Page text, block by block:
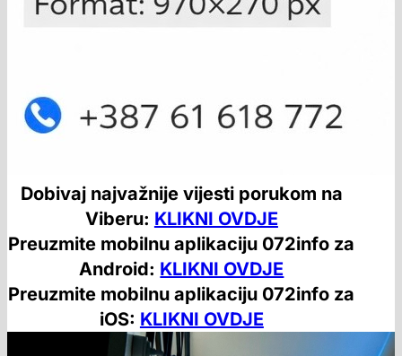
Dobivaj najvažnije vijesti porukom na
Viberu: KLIKNI OVDJE
Preuzmite mobilnu aplikaciju 072info za
Android: KLIKNI OVDJE
Preuzmite mobilnu aplikaciju 072info za
iOS: KLIKNI OVDJE